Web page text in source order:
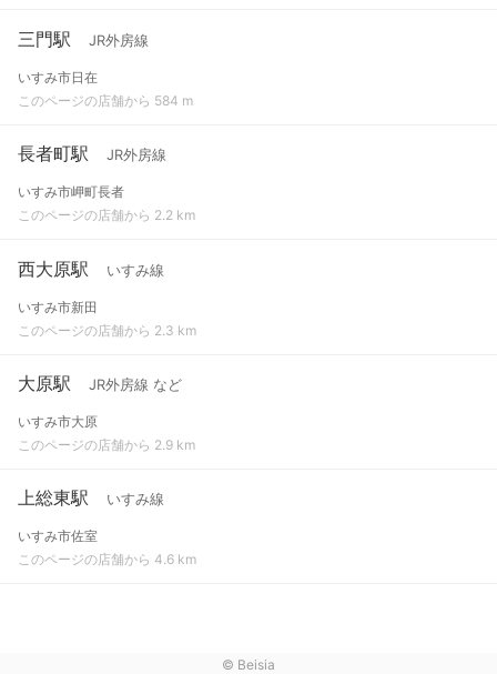
三門駅 JR外房線
いすみ市日在
このページの店舗から 584 m
長者町駅 JR外房線
いすみ市岬町長者
このページの店舗から 2.2 km
西大原駅 いすみ線
いすみ市新田
このページの店舗から 2.3 km
大原駅 JR外房線 など
いすみ市大原
このページの店舗から 2.9 km
上総東駅 いすみ線
いすみ市佐室
このページの店舗から 4.6 km
© Beisia